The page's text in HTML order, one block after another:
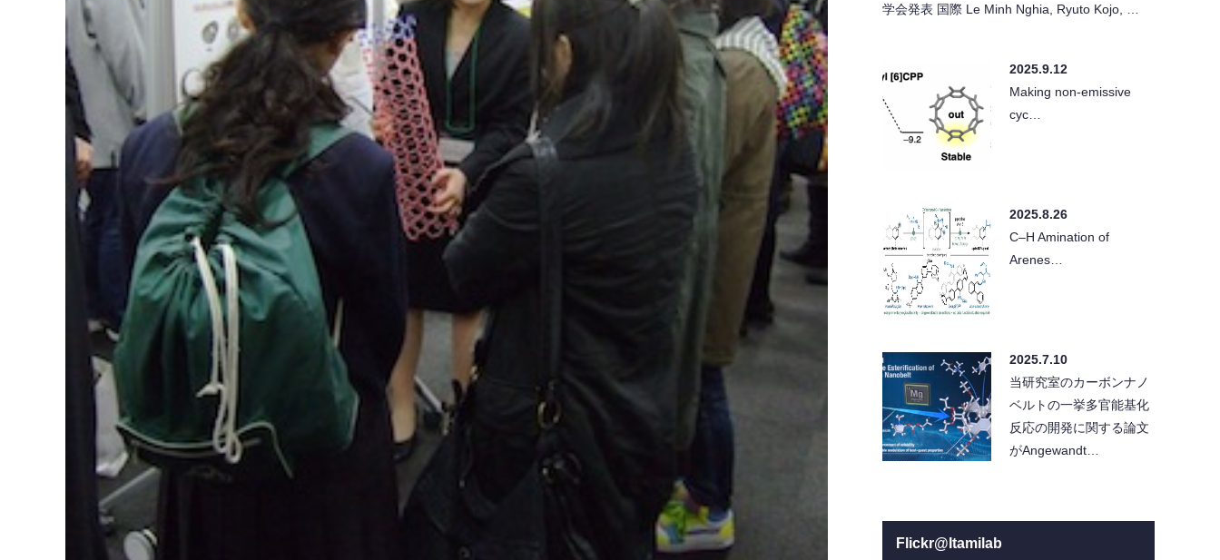
学会発表 国際 Le Minh Nghia, Ryuto Kojo, …
2025.9.12
Making non-emissive
cyc…
2025.8.26
C–H Amination of
Arenes…
2025.7.10
当研究室のカーボンナノ
ベルトの一挙多官能基化
反応の開発に関する論文
がAngewandt…
Flickr@Itamilab